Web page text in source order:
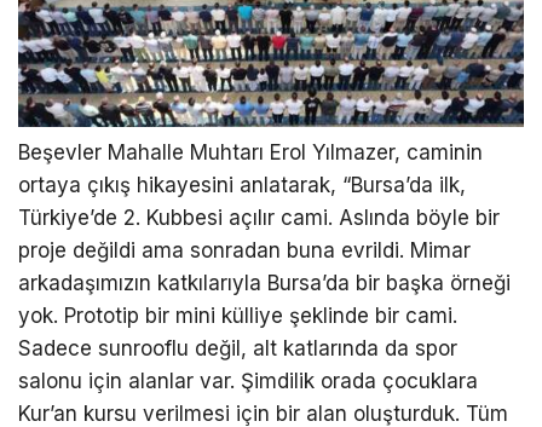
Beşevler Mahalle Muhtarı Erol Yılmazer, caminin
ortaya çıkış hikayesini anlatarak, “Bursa’da ilk,
Türkiye’de 2. Kubbesi açılır cami. Aslında böyle bir
proje değildi ama sonradan buna evrildi. Mimar
arkadaşımızın katkılarıyla Bursa’da bir başka örneği
yok. Prototip bir mini külliye şeklinde bir cami.
Sadece sunrooflu değil, alt katlarında da spor
salonu için alanlar var. Şimdilik orada çocuklara
Kur’an kursu verilmesi için bir alan oluşturduk. Tüm